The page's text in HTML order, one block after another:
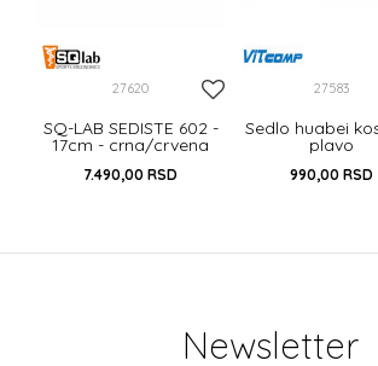
27620
SQ-LAB SEDISTE 602 -
17cm - crna/crvena
7.490,00 RSD
27583
Sedlo huabei
plavo
990,00 RSD
Newsletter